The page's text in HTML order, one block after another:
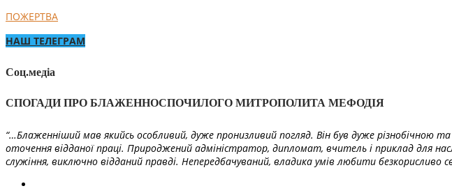
ПОЖЕРТВА
НАШ ТЕЛЕГРАМ
Соц.медіа
СПОГАДИ ПРО БЛАЖЕННОСПОЧИЛОГО МИТРОПОЛИТА МЕФОДІЯ
“…Блаженніший мав якийсь особливий, дуже пронизливий погляд. Він був дуже різнобічною
оточення відданої праці. Природжений адміністратор, дипломат, вчитель і приклад для
служіння, виключно відданий правді. Непередбачуваний, владика умів любити безкорисливо